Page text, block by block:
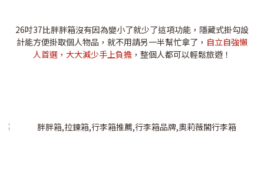
26吋37比胖胖箱沒有因為變小了就少了這項功能，隱藏式掛勾設
計能方便掛取個人物品，就不用請另一半幫忙拿了， 自立自強懶
人首選，大大減少手上負擔 ，整個人都可以輕鬆旅遊！